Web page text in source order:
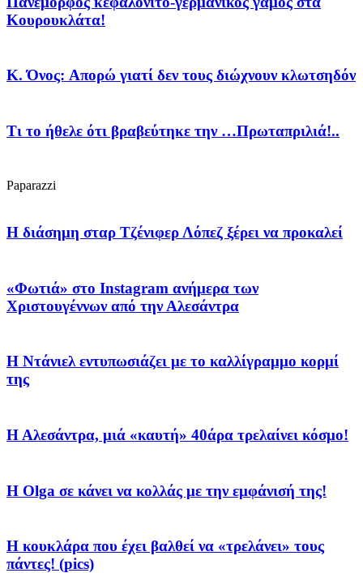
Κουρουκλάτα!
Κ. Όνος: Απορώ γιατί δεν τους διώχνουν κλωτσηδόν
Τι το ήθελε ότι βραβεύτηκε την …Πρωταπριλιά!..
Paparazzi
H διάσημη σταρ Τζένιφερ Λόπεζ ξέρει να προκαλεί
«Φωτιά» στο Ιnstagram ανήμερα των
Χριστουγέννων από την Αλεσάντρα
Η Ντάνιελ εντυπωσιάζει με το καλλίγραμμο κορμί
της
Η Αλεσάντρα, μιά «καυτή» 40άρα τρελαίνει κόσμο!
Η Olga σε κάνει να κολλάς με την εμφάνισή της!
Η κουκλάρα που έχει βαλθεί να «τρελάνει» τους
πάντες! (pics)